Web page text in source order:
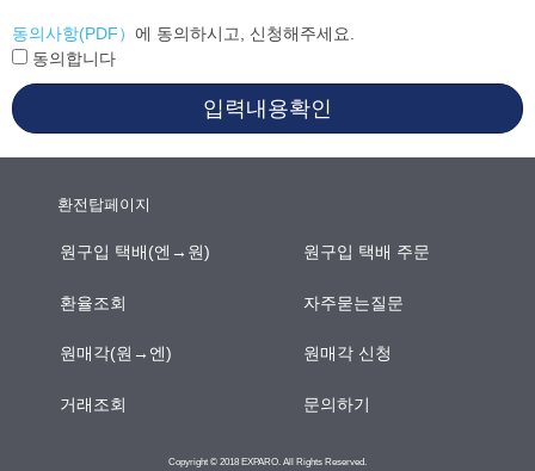
동의사항(PDF） 에 동의하시고, 신청해주세요.
동의합니다
입력내용확인
환전탑페이지
원구입 택배(엔→원) 원구입 택배 주문
환율조회 자주묻는질문
원매각(원→엔) 원매각 신청
거래조회 문의하기
Copyright © 2018 EXPARO. All Rights Reserved.